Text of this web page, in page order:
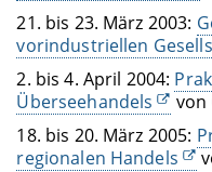
21. bis 23. März 2003:
vorindustriellen
2. bis 4. April 2004:
Überseehandels
von
18. bis 20. März 2005:
regionalen Handels